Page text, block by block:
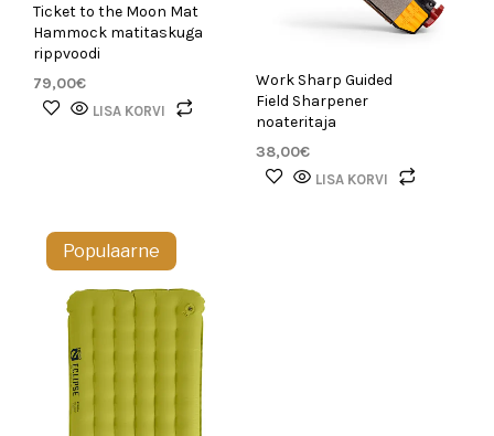
Ticket to the Moon Mat
Hammock matitaskuga
rippvoodi
79,00€
LISA KORVI
Work Sharp Guided
Field Sharpener
noateritaja
38,00€
LISA KORVI
Populaarne